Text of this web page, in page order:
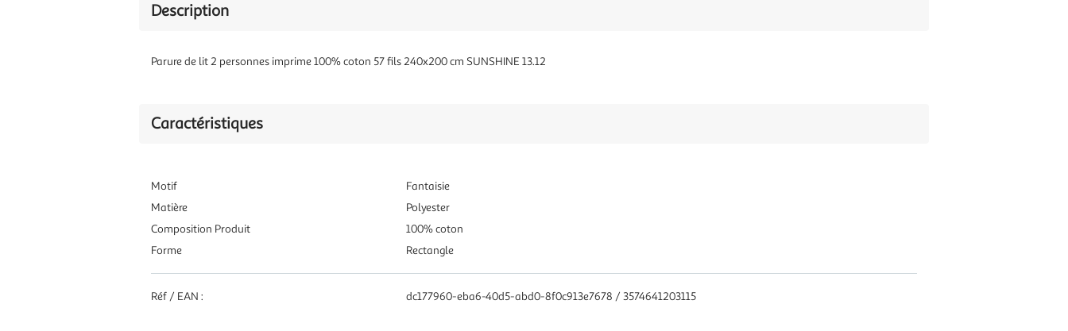
Description
Parure de lit 2 personnes imprime 100% coton 57 fils 240x200 cm SUNSHINE 13.12
Caractéristiques
Motif
Fantaisie
Matière
Polyester
Composition Produit
100% coton
Forme
Rectangle
Réf / EAN : dc177960-eba6-40d5-abd0-8f0c913e7678 / 3574641203115